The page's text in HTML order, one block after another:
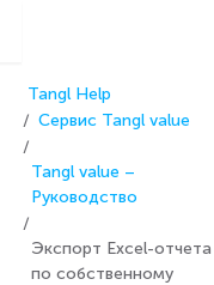
Tangl Help
Сервис Tangl value
Tangl value –
Руководство
Экспорт Excel-отчета
по собственному